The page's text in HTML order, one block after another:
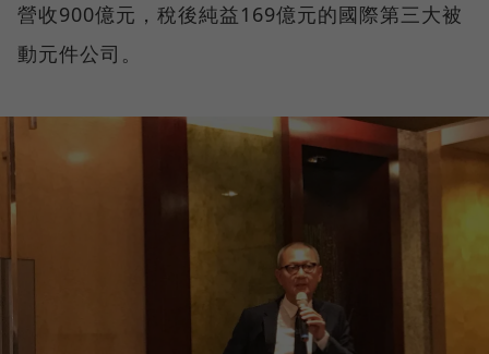
營收900億元，稅後純益169億元的國際第三大被
動元件公司。